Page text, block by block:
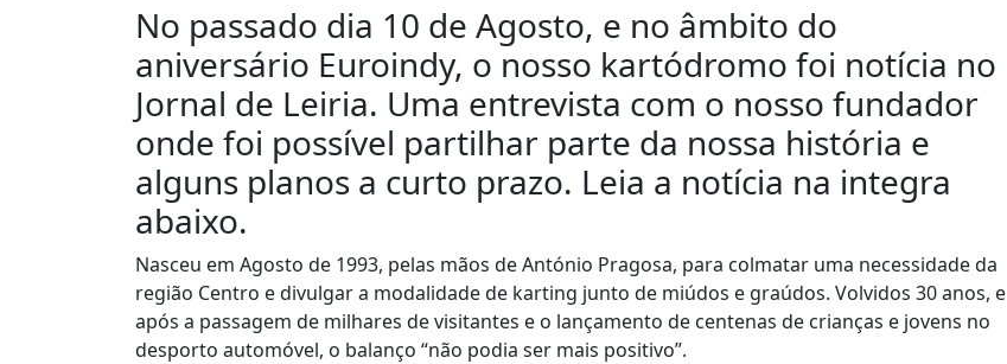
No passado dia 10 de Agosto, e no âmbito do
aniversário Euroindy, o nosso kartódromo foi notícia no
Jornal de Leiria. Uma entrevista com o nosso fundador
onde foi possível partilhar parte da nossa história e
alguns planos a curto prazo. Leia a notícia na integra
abaixo.
Nasceu em Agosto de 1993, pelas mãos de António Pragosa, para colmatar uma necessidade da
região Centro e divulgar a modalidade de karting junto de miúdos e graúdos. Volvidos 30 anos, e
após a passagem de milhares de visitantes e o lançamento de centenas de crianças e jovens no
desporto automóvel, o balanço “não podia ser mais positivo”.